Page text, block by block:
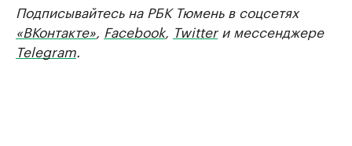
Подписывайтесь на РБК Тюмень в соцсетях
«ВКонтакте» Facebook, Twitterи мессенджере
Telegram